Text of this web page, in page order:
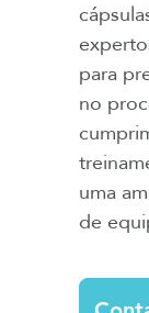
para
no
uma
de